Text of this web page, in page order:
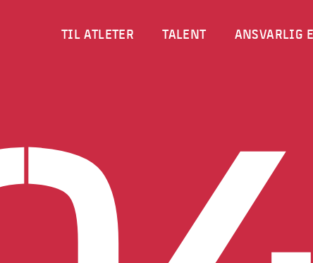
TIL ATLETER TALENT ANSVARLIG
TIL ATLETER TALENT ANSVARLIG